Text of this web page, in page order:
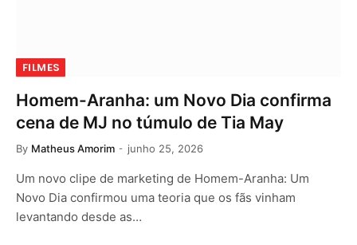
FILMES
Homem-Aranha: um Novo Dia confirma
cena de MJ no túmulo de Tia May
By Matheus Amorim junho 25, 2026
Um novo clipe de marketing de Homem-Aranha: Um
Novo Dia confirmou uma teoria que os fãs vinham
levantando desde as…